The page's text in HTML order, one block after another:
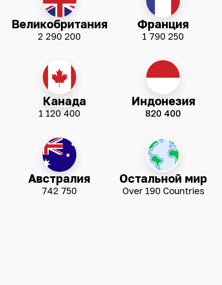
Великобритания
2 290 200
Франция
1 790 250
Канада
1 120 400
Индонезия
820 400
Австралия
742 750
Остальной мир
Over 190 Countries